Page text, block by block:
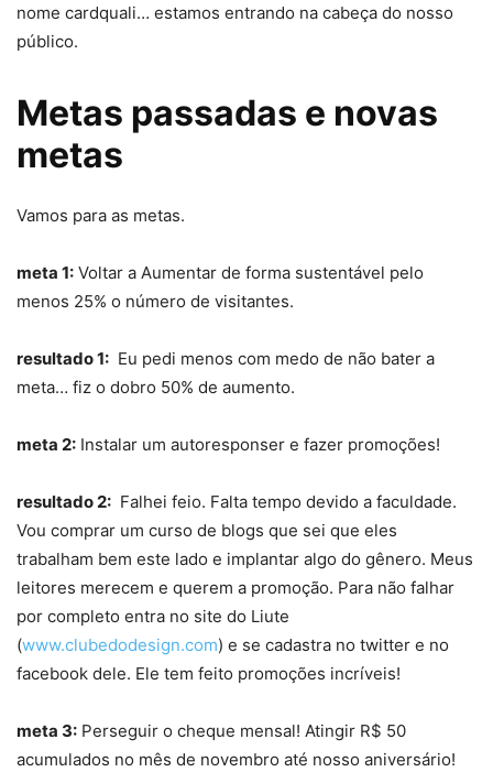
nome cardquali… estamos entrando na cabeça do nosso
público.
Metas passadas e novas
metas
Vamos para as metas.
meta 1: Voltar a Aumentar de forma sustentável pelo
menos 25% o número de visitantes.
resultado 1: Eu pedi menos com medo de não bater a
meta… fiz o dobro 50% de aumento.
meta 2: Instalar um autoresponser e fazer promoções!
resultado 2: Falhei feio. Falta tempo devido a faculdade.
Vou comprar um curso de blogs que sei que eles
trabalham bem este lado e implantar algo do gênero. Meus
leitores merecem e querem a promoção. Para não falhar
por completo entra no site do Liute
(www.clubedodesign.com) e se cadastra no twitter e no
facebook dele. Ele tem feito promoções incríveis!
meta 3: Perseguir o cheque mensal! Atingir R$ 50
acumulados no mês de novembro até nosso aniversário!